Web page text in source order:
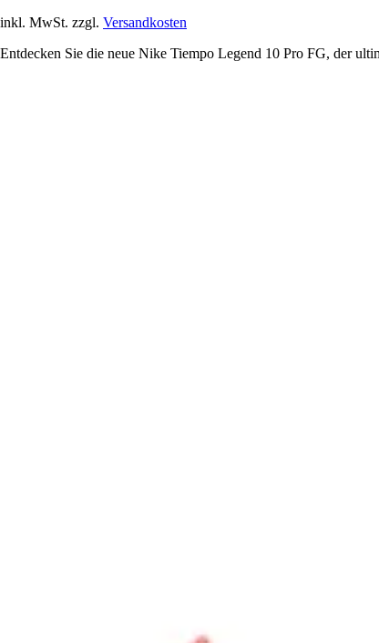
inkl. MwSt. zzgl. Versandkosten
Entdecken Sie die neue Nike Tiempo Legend 10 Pro FG, der